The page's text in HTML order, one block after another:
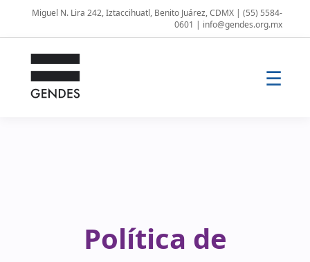
Miguel N. Lira 242, Iztaccihuatl, Benito Juárez, CDMX | (55) 5584-
0601 | info@gendes.org.mx
☰
Política de